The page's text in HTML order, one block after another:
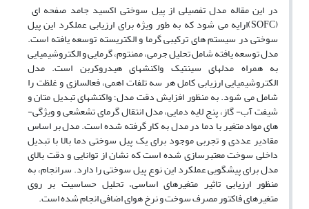
در این مقاله مدل تفصیلی از پیل سوختی اکسید جامد صفحه­ ای
(SOFC)ارایه می­ شود که به طور ویژه برای ارزیابی عملکرد این پیل
سوختی در سیستم ­های ترکیبی گرما و الکتریسته توسعه یافته است.
مدل توسعه یافته شامل تحلیل جرمی، ممنتوم، گرمایی و الکتروشیمیایی
به همراه مدل­های سینتیک واکنش­های هیدروکربن است. مدل
الکتروشیمیایی ارزیابی کامل هر سه تلفات اهمی، فعال­سازی و غلظت را
شامل می ­شود. به منظور افزایش دقت مدل؛ واکنش­های تبدیل متان و
شیفت آب- گاز، پنج لایه دمایی، مدل انتقال گرمای تشعشعی و ویژگی­
های مواد متغیر با دما در مدل به کار گرفته شده است. مدل بر اساس
مقادیر عددی و تجربی موجود برای یک پیل سوختی دما بالا با تبدیل
داخلی سوخت معتبرسازی شده است که نشان از توانایی و دقت بالای
مدل برای پیش­گویی عملکرد این نوع پیل سوختی را دارد. سرانجام، به
منظور ارزیابی تاثیر متغیرهای اساسی، تحلیل حساسیت بر روی
متغیرهای فاکتور مصرف سوخت و نرخ هوای اضافی انجام شده است.